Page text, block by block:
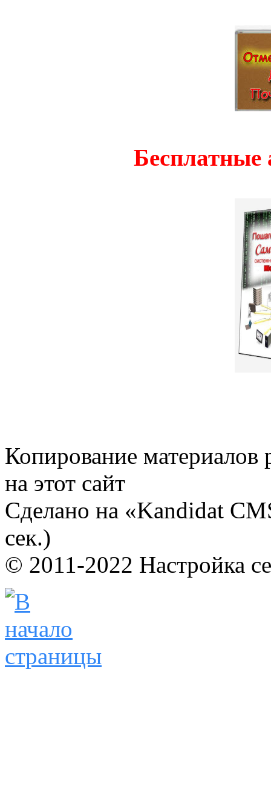
Бесплатные
Копирование материалов
на этот сайт
Сделано на «Kandidat
сек.)
© 2011-2022 Настройка